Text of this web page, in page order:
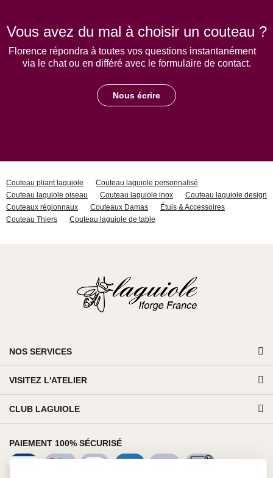
Vous avez du mal à choisir un couteau ?
Florence répondra à toutes vos questions instantanément
via le chat ou en différé avec le formulaire de contact.
Nous écrire
Couteau pliant laguiole
Couteau laguiole personnalisé
Couteau laguiole oiseau
Couteau laguiole inox
Couteau laguiole design
Couteaux régionnaux
Couteaux Damas
Étuis & Accessoires
Couteau Thiers
Couteau laguiole de table
NOS SERVICES
VISITEZ L'ATELIER
CLUB LAGUIOLE
PAIEMENT 100% SÉCURISÉ